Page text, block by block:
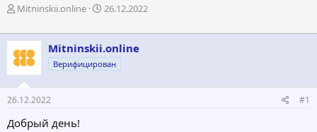
А
т
р
е
м
ы
Mitninskii.online
Д
т
а
н
а
ч
л
26.12.2022
Mitninskii.online
Верифицирован
26.12.2022 #1
Добрый день!